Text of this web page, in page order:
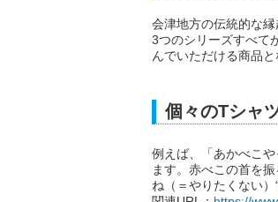
会津地方の伝統的な
3つのシリーズすべて
んでいただける商品と
個々のTシャ
例えば、「あかべこ
ます。赤べこの首を
ね（＝やりたくない）